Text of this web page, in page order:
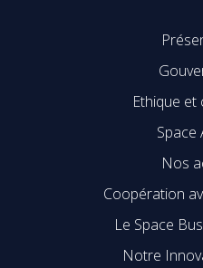
Ethique et
Space
Nos
Coopération
Le Space
Notre